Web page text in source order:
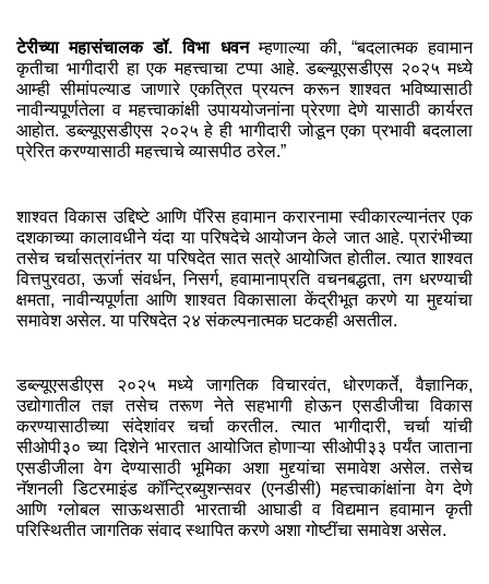
टेरीच्या महासंचालक डॉ. विभा धवनम्हणाल्या की, “बदलात्मक हवामान
कृतीचा भागीदारी हा एक महत्त्वाचा टप्पा आहे. डब्ल्यूएसडीएस २०२५ मध्ये
आम्ही सीमांपल्याड जाणारे एकत्रित प्रयत्न करून शाश्वत भविष्यासाठी
नावीन्यपूर्णतेला व महत्त्वाकांक्षी उपाययोजनांना प्रेरणा देणे यासाठी कार्यरत
आहोत. डब्ल्यूएसडीएस २०२५ हे ही भागीदारी जोडून एका प्रभावी बदलाला
प्रेरित करण्यासाठी महत्त्वाचे व्यासपीठ ठरेल.”
शाश्वत विकास उद्दिष्टे आणि पॅरिस हवामान करारनामा स्वीकारल्यानंतर एक
दशकाच्या कालावधीने यंदा या परिषदेचे आयोजन केले जात आहे. प्रारंभीच्या
तसेच चर्चासत्रांनंतर या परिषदेत सात सत्रे आयोजित होतील. त्यात शाश्वत
वित्तपुरवठा, ऊर्जा संवर्धन, निसर्ग, हवामानाप्रति वचनबद्धता, तग धरण्याची
क्षमता, नावीन्यपूर्णता आणि शाश्वत विकासाला केंद्रीभूत करणे या मुद्द्यांचा
समावेश असेल. या परिषदेत २४ संकल्पनात्मक घटकही असतील.
डब्ल्यूएसडीएस २०२५ मध्ये जागतिक विचारवंत, धोरणकर्ते, वैज्ञानिक,
उद्योगातील तज्ञ तसेच तरूण नेते सहभागी होऊन एसडीजीचा विकास
करण्यासाठीच्या संदेशांवर चर्चा करतील. त्यात भागीदारी, चर्चा यांची
सीओपी३० च्या दिशेने भारतात आयोजित होणाऱ्या सीओपी३३ पर्यंत जाताना
एसडीजीला वेग देण्यासाठी भूमिका अशा मुद्द्यांचा समावेश असेल. तसेच
नॅशनली डिटरमाइंड कॉन्ट्रिब्युशन्सवर (एनडीसी) महत्त्वाकांक्षांना वेग देणे
आणि ग्लोबल साऊथसाठी भारताची आघाडी व विद्यमान हवामान कृती
परिस्थितीत जागतिक संवाद स्थापित करणे अशा गोष्टींचा समावेश असेल.